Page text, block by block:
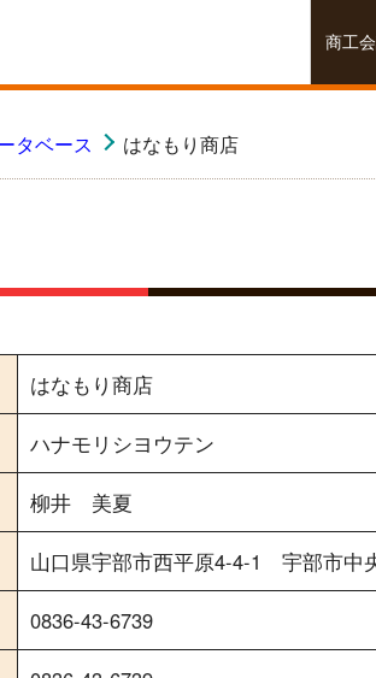
商工
タベース はなもり商店
はなもり商店
ハナモリシヨウテン
柳井 美夏
山口県宇部市西平原4-4-1 宇部市中
0836-43-6739